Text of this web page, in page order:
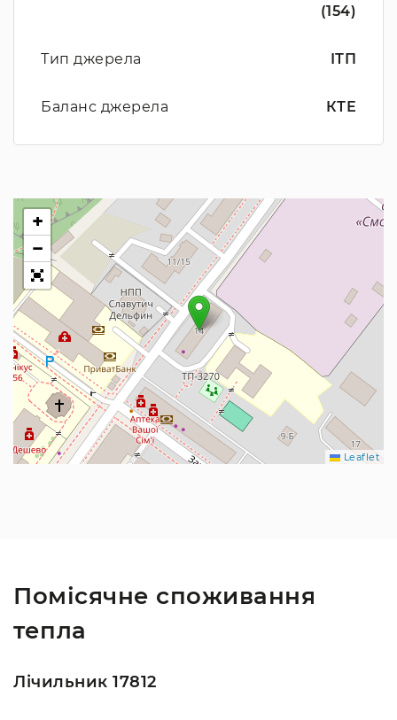
(154)
Тип джерела ІТП
Баланс джерела КТЕ
+
−
Leaflet
Помісячне споживання
тепла
Лічильник 17812